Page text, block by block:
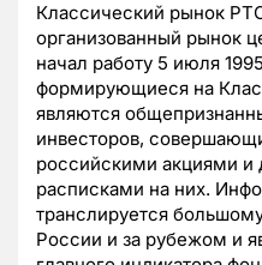
Классический рынок
организованный рынок
начал работу 5 июля
формирующиеся на
являются
инвесторов,
российскими акциями и
расписками на них.
транслируется
России и за рубежом и